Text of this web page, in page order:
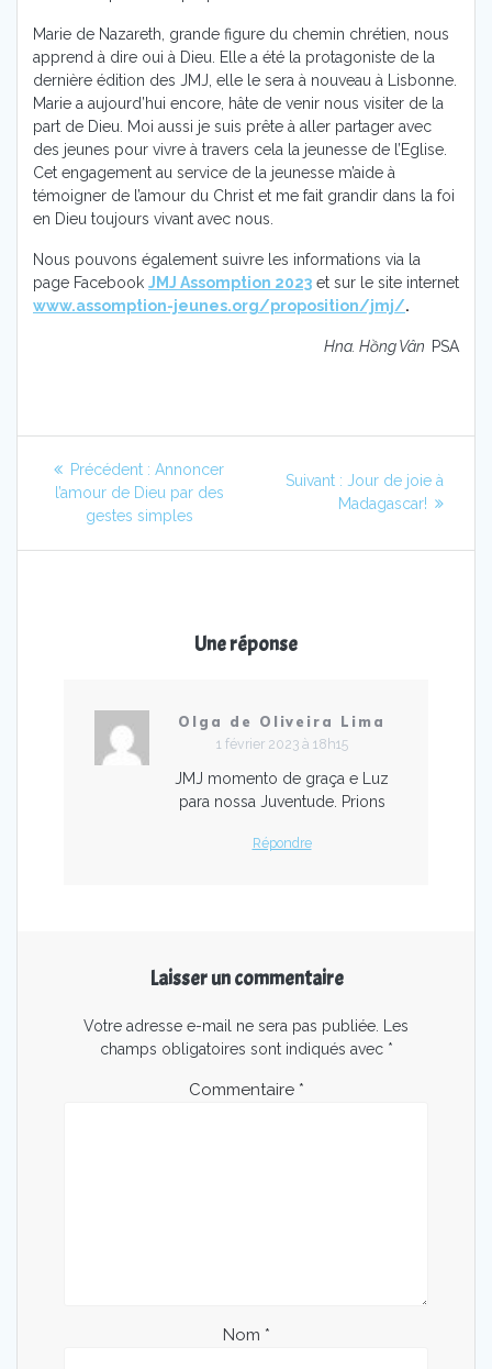
Marie de Nazareth, grande figure du chemin chrétien, nous
apprend à dire oui à Dieu. Elle a été la protagoniste de la
dernière édition des JMJ, elle le sera à nouveau à Lisbonne.
Marie a aujourd’hui encore, hâte de venir nous visiter de la
part de Dieu. Moi aussi je suis prête à aller partager avec
des jeunes pour vivre à travers cela la jeunesse de l’Eglise.
Cet engagement au service de la jeunesse m’aide à
témoigner de l’amour du Christ et me fait grandir dans la foi
en Dieu toujours vivant avec nous.
Nous pouvons également suivre les informations via la
page Facebook JMJ Assomption 2023 et sur le site internet
www.assomption-jeunes.org/proposition/jmj/.
Hna. Hồng Vân PSA
Navigation
l’article
Précédent : Article
précédent
:
Annoncer
l’amour de Dieu par des
gestes simples
Suivant : Article
suivant
Jour de joie à
Madagascar!
Une réponse
Olga de Oliveira Lima
1 février 2023 à 18h15
JMJ momento de graça e Luz
para nossa Juventude. Prions
Répondre
Laisser un commentaire
Votre adresse e-mail ne sera pas publiée.
Les
champs obligatoires sont indiqués avec *
Commentaire *
Nom *